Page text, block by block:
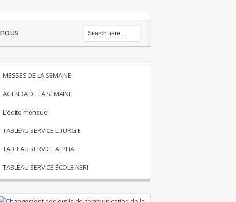
MESSES DE LA SEMAINE
AGENDA DE LA SEMAINE
L’édito mensuel
TABLEAU SERVICE LITURGIE
TABLEAU SERVICE ALPHA
TABLEAU SERVICE ÉCOLE NERI